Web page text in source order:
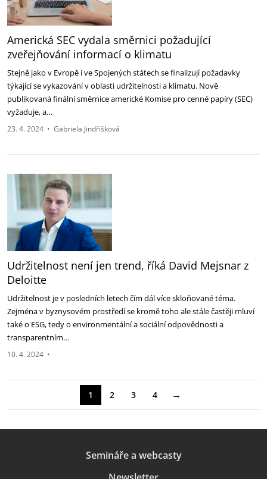
Americká SEC vydala směrnici požadující
zveřejňování informací o klimatu
Stejně jako v Evropě i ve Spojených státech se finalizují požadavky
týkající se vykazování v oblasti udržitelnosti a klimatu. Nově
publikovaná finální směrnice americké Komise pro cenné papíry (SEC)
vyžaduje, a…
23. 4. 2024 • Gabriela Jindřišková
Udržitelnost není jen trend, říká David Mejsnar z
Deloitte
Udržitelnost je v posledních letech čím dál více skloňované téma.
Zejména v byznysovém prostředí se kromě toho ale stále častěji mluví
také o ESG, tedy o environmentální a sociální odpovědnosti a
transparentním…
10. 4. 2024 •
1 2 3 4 →
Semináře a webcasty